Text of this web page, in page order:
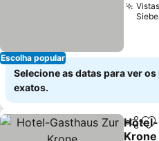
Escolha popular
Selecione as datas para ver
exatos.
Krone